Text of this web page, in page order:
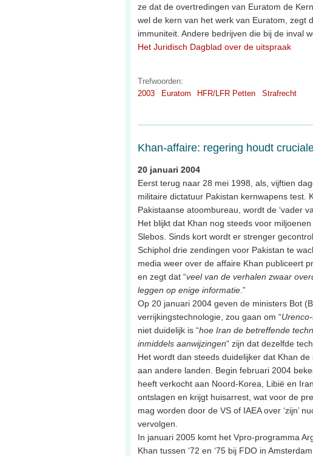
ze dat de overtredingen van Euratom de
wel de kern van het werk van Euratom, zegt
immuniteit. Andere bedrijven die bij de inval
Het Juridisch Dagblad over de uitspraak
Trefwoorden:
2003
Euratom HFR/LFR Petten Strafrecht
Khan-affaire: regering houdt
20 januari 2004
Eerst terug naar 28 mei 1998, als, vijftien
militaire dictatuur Pakistan kernwapens test.
Pakistaanse atoombureau, wordt de ‘vader
Het blijkt dat Khan nog steeds voor
Slebos. Sinds kort wordt er strenger
Schiphol drie zendingen voor Pakistan te
media weer over de affaire Khan publiceert
en zegt dat “veel van de verhalen zwaar
leggen op enige informatie .”
Op 20 januari 2004 geven de ministers Bot
verrijkingstechnologie, zou gaan om “
niet duidelijk is “hoe Iran de betreffende
inmiddels aanwijzingen“ zijn dat dezelfde
Het wordt dan steeds duidelijker dat Khan
aan andere landen. Begin februari 2004
heeft verkocht aan Noord-Korea, Libië en
ontslagen en krijgt huisarrest, wat voor de
mag worden door de VS of IAEA over ‘zijn’
vervolgen.
In januari 2005 komt het Vpro-programma
Khan tussen ‘72 en ‘75 bij FDO in